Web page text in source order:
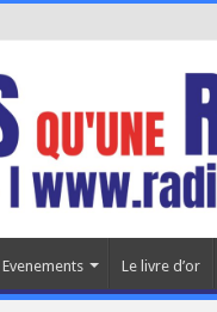
Evenements Le livre d’or